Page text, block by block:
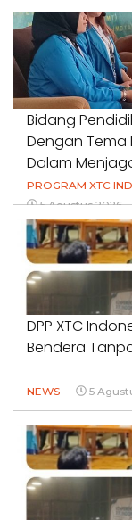
Bidang
Dengan Tema
Dalam
PROGRAM XTC
5 Agustus 2026
DPP XTC
Bendera
NEWS 5